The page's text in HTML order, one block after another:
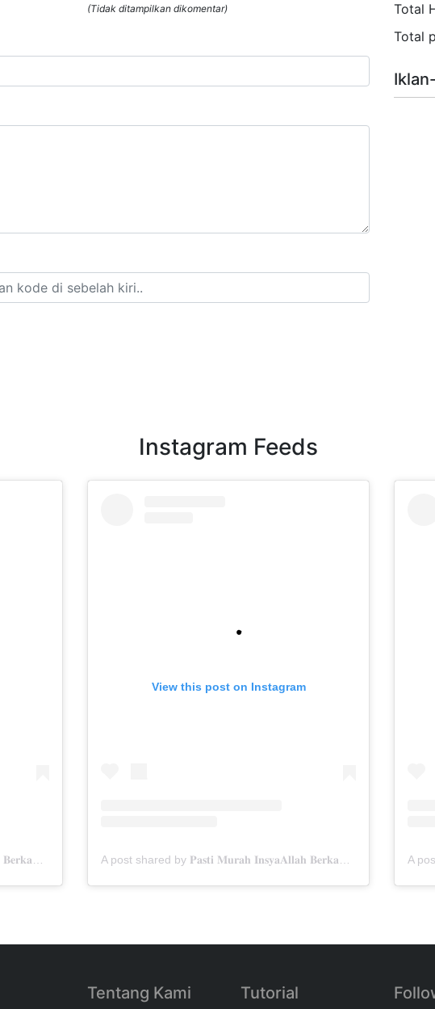
(Tidak ditampilkan dikomentar)
Total
Total
Instagram Feeds
View this post on Instagram
Tentang Kami Tutorial